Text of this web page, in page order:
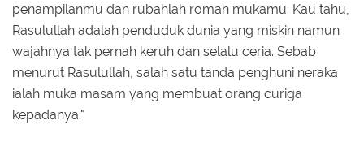
penampilanmu dan rubahlah roman mukamu. Kau tahu,
Rasulullah adalah penduduk dunia yang miskin namun
wajahnya tak pernah keruh dan selalu ceria. Sebab
menurut Rasulullah, salah satu tanda penghuni neraka
ialah muka masam yang membuat orang curiga
kepadanya."